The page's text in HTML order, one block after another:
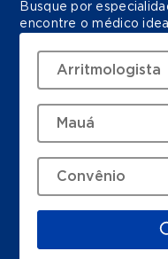
Busque por
encontre o médico